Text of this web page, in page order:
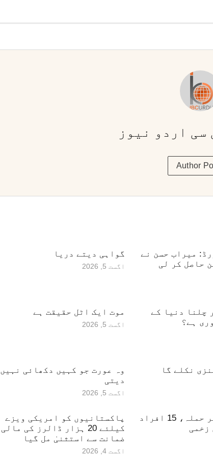
سی اردو نیوز
Author
میراب حسن نے
حاصل کر لی
گواہی دیتے دریا
اگست 5, 2026
چلنا دنیا کے
ہے؟
موت ایک اٹل حقیقت ہے
اگست 5, 2026
نکلے گا
وہ عورت جو کہیں دکھائی نہیں
دیتی
اگست 5, 2026
روس کا کیف پر حملہ، 15 افراد
زخمی
پاکستانیوں کو امریکی ویزے
کیلئے 20 ہزار ڈالرز کی مالی
ضمانت سے استثنیٰ مل گیا
اگست 4, 2026